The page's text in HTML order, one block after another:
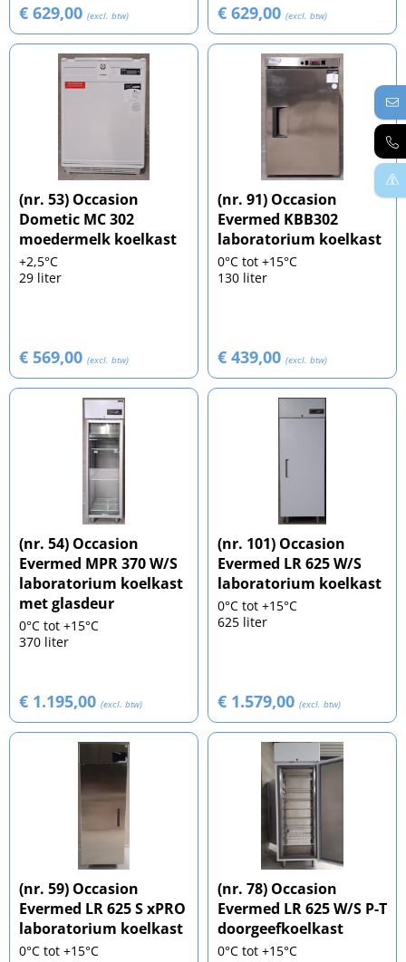
€ 629,00 (excl. btw) € 629,00 (excl. btw)
(nr. 53) Occasion
Dometic MC 302
moedermelk koelkast
+2,5°C
29 liter
€ 569,00 (excl. btw)
(nr. 91) Occasion
Evermed KBB302
laboratorium koelkast
0°C tot +15°C
130 liter
€ 439,00 (excl. btw)
(nr. 54) Occasion
Evermed MPR 370 W/S
laboratorium koelkast
met glasdeur
0°C tot +15°C
370 liter
€ 1.195,00 (excl. btw)
(nr. 101) Occasion
Evermed LR 625 W/S
laboratorium koelkast
0°C tot +15°C
625 liter
€ 1.579,00 (excl. btw)
(nr. 59) Occasion
Evermed LR 625 S xPRO
laboratorium koelkast
0°C tot +15°C
(nr. 78) Occasion
Evermed LR 625 W/S P-T
doorgeefkoelkast
0°C tot +15°C